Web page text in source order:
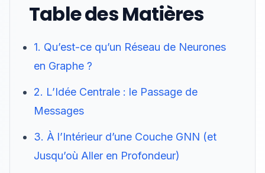
Table des Matières
1. Qu’est-ce qu’un Réseau de Neurones
en Graphe ?
2. L’Idée Centrale : le Passage de
Messages
3. À l’Intérieur d’une Couche GNN (et
Jusqu’où Aller en Profondeur)